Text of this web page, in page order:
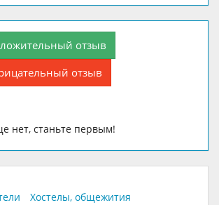
отзыв
отзыв
нет, станьте первым!
Хостелы, общежития